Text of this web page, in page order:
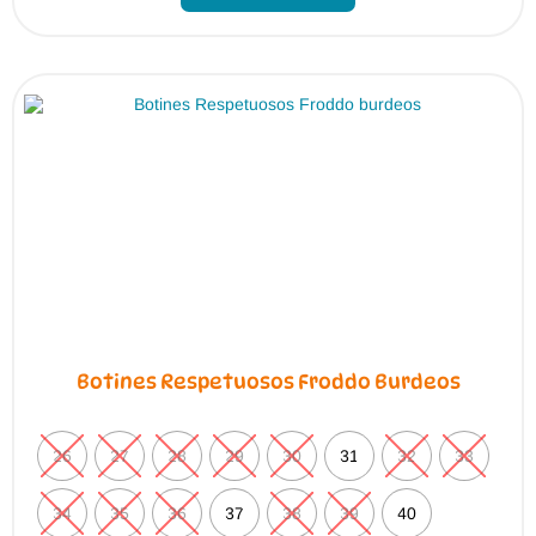
Botines Respetuosos Froddo Burdeos
26 27 28 29 30 31 32 33
34 35 36 37 38 39 40